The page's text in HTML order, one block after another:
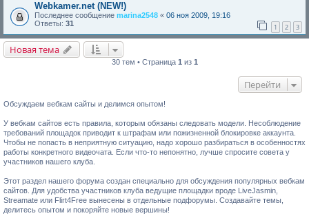
Webkamer.net (NEW!)
Последнее сообщение marina2548 « 06 ноя 2009, 19:16
Ответы: 31 1 2 3
Новая тема
30 тем • Страница 1 из 1
Перейти
Обсуждаем вебкам сайты и делимся опытом!
У вебкам сайтов есть правила, которым обязаны следовать модели. Несоблюдение
требований площадок приводит к штрафам или пожизненной блокировке аккаунта.
Чтобы не попасть в неприятную ситуацию, надо хорошо разбираться в особенностях
работы конкретного видеочата. Если что-то непонятно, лучше спросите совета у
участников нашего клуба.
Этот раздел нашего форума создан специально для обсуждения популярных вебкам
сайтов. Для удобства участников клуба ведущие площадки вроде LiveJasmin,
Streamate или Flirt4Free вынесены в отдельные подфорумы. Создавайте темы,
делитесь опытом и покоряйте новые вершины!